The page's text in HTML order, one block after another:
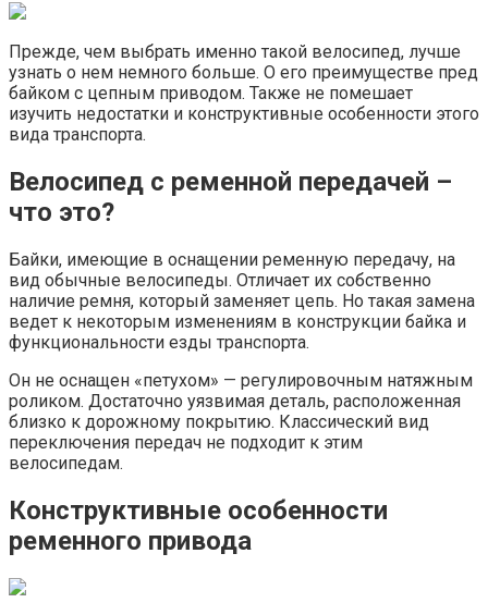
Прежде, чем выбрать именно такой велосипед, лучше
узнать о нем немного больше. О его преимуществе пред
байком с цепным приводом. Также не помешает
изучить недостатки и конструктивные особенности этого
вида транспорта.
Велосипед с ременной передачей –
что это?
Байки, имеющие в оснащении ременную передачу, на
вид обычные велосипеды. Отличает их собственно
наличие ремня, который заменяет цепь. Но такая замена
ведет к некоторым изменениям в конструкции байка и
функциональности езды транспорта.
Он не оснащен «петухом» — регулировочным натяжным
роликом. Достаточно уязвимая деталь, расположенная
близко к дорожному покрытию. Классический вид
переключения передач не подходит к этим
велосипедам.
Конструктивные особенности
ременного привода